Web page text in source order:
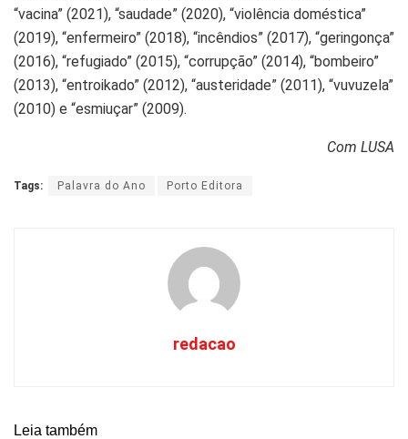
“vacina” (2021), “saudade” (2020), “violência doméstica”
(2019), “enfermeiro” (2018), “incêndios” (2017), “geringonça”
(2016), “refugiado” (2015), “corrupção” (2014), “bombeiro”
(2013), “entroikado” (2012), “austeridade” (2011), “vuvuzela”
(2010) e “esmiuçar” (2009).
Com LUSA
Tags: Palavra do Ano Porto Editora
redacao
Leia também